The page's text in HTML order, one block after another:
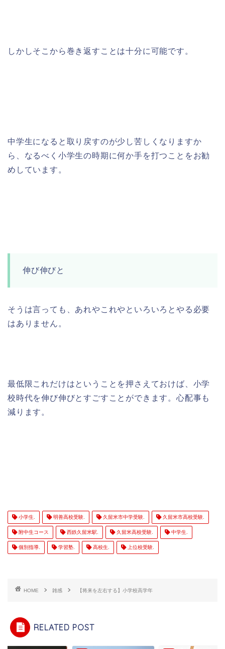
しかしそこから巻き返すことは十分に可能です。
中学生になると取り戻すのが少し苦しくなりますか
ら、なるべく小学生の時期に何か手を打つことをお勧
めしています。
伸び伸びと
そうは言っても、あれやこれやといろいろとやる必要
はありません。
最低限これだけはということを押さえておけば、小学
校時代を伸び伸びとすごすことができます。心配事も
減ります。
小学生. 明善高校受験. 久留米市中学受験. 久留米市高校受験.
附中生コース 西鉄久留米駅. 久留米高校受験. 中学生.
個別指導. 学習塾. 高校生. 上位校受験.
HOME 雑感 【将来を左右する】小学校高学年
RELATED POST